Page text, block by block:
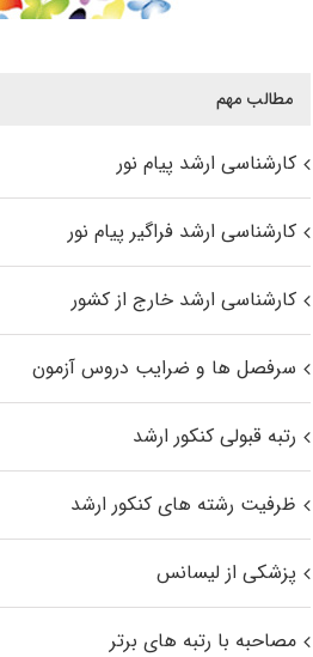
مطالب مهم
کارشناسی ارشد پیام نور
کارشناسی ارشد فراگیر پیام نور
کارشناسی ارشد خارج از کشور
سرفصل ها و ضرایب دروس آزمون
رتبه قبولی کنکور ارشد
ظرفیت رشته های کنکور ارشد
پزشکی از لیسانس
مصاحبه با رتبه های برتر